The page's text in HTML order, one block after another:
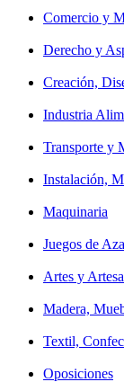
Comercio y
Derecho y
Creación,
Industria
Transporte y
Instalación,
Maquinaria
Juegos de
Artes y
Madera,
Textil,
Oposiciones